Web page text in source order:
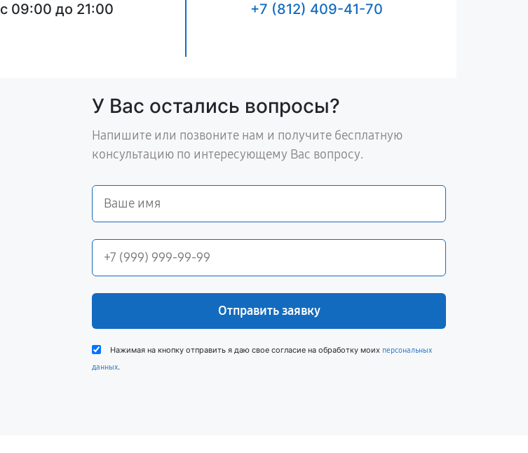
c 09:00 до 21:00 +7 (812) 409-41-70
У Вас остались вопросы?
Напишите или позвоните нам и получите бесплатную
консультацию по интересующему Вас вопросу.
Отправить заявку
Нажимая на кнопку отправить я даю свое согласие на обработку моих персональных
данных.